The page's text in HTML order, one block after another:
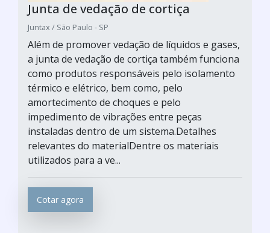
Junta de vedação de cortiça
Juntax / São Paulo - SP
Além de promover vedação de líquidos e gases,
a junta de vedação de cortiça também funciona
como produtos responsáveis pelo isolamento
térmico e elétrico, bem como, pelo
amortecimento de choques e pelo
impedimento de vibrações entre peças
instaladas dentro de um sistema.Detalhes
relevantes do materialDentre os materiais
utilizados para a ve...
Cotar agora